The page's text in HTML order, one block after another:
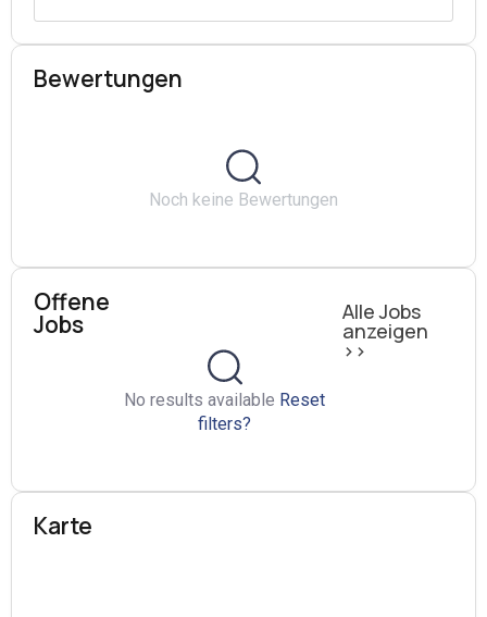
Bewertungen
Noch keine Bewertungen
Offene
Jobs
No results available Reset
filters?
Alle Jobs
anzeigen
>>
Karte